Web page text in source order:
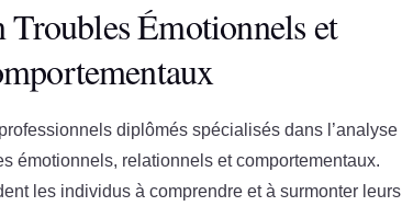
Troubles Émotionnels et
diplômés spécialisés dans l’analyse
émotionnels, relationnels et comportementaux.
les individus à comprendre et à surmonter leurs